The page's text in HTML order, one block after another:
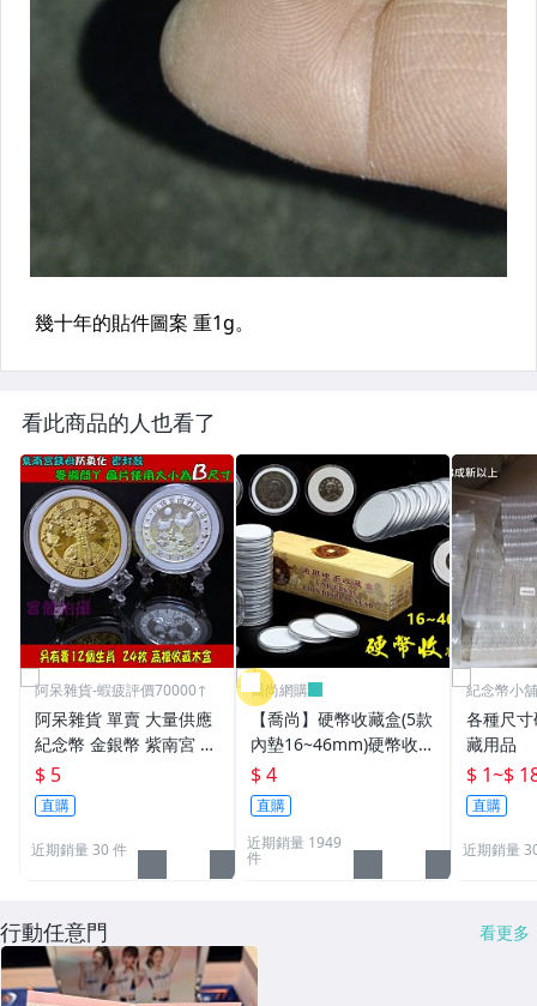
看此商品的人也看了
阿呆雜貨-蝦疲評價70000↑
阿呆雜貨 單賣 大量供應
紀念幣 金銀幣 紫南宮 錢
母 發財金 透明殼 保護殼
40mm 專用 比特幣 壓克
力透明圓盒硬幣盒收藏盒
平 40 36 30 278
$ 5
直購
近期銷量 30 件
喬尚網購
【喬尚】硬幣收藏盒(5款
內墊16~46mm)硬幣收納
盒 硬幣盒 錢幣盒 紀念幣
盒 硬幣保護 錢母保護殼
$ 4
直購
近期銷量 1949
件
紀念幣小舖
各種尺
藏用品
$ 1~$
直購
近期銷量
行動任意門 看更多